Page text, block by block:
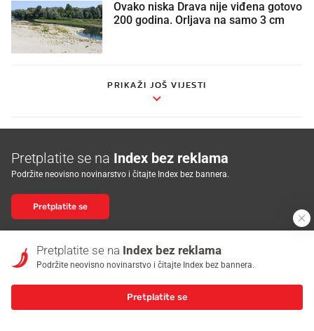
Ovako niska Drava nije viđena gotovo
200 godina. Orljava na samo 3 cm
PRIKAŽI JOŠ VIJESTI
Pretplatite se na Index bez reklama
Podržite neovisno novinarstvo i čitajte Index bez bannera.
Pretplatite se
NASLOVNICA
Pretplatite se na Index bez reklama
Podržite neovisno novinarstvo i čitajte Index bez bannera.
Pretplatite se